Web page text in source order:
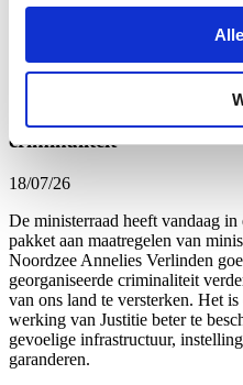
Veilige samenleving
Pakket aan maatregelen
criminaliteit
18/07/26
De ministerraad heeft vandaag
pakket aan maatregelen van
Noordzee Annelies Verlinden
georganiseerde criminaliteit
van ons land te versterken. Het
werking van Justitie beter te
gevoelige infrastructuur,
garanderen.